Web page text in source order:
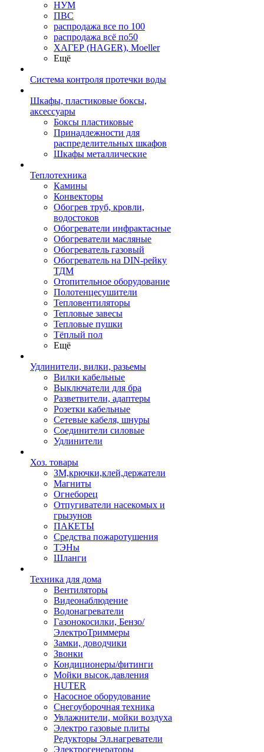
НУМ
ПВС
распродажа все по 100
распродажа всё по50
ХАГЕР (HAGER), Moeller
Ещё
Система контроля протечки воды
Шкафы, пластиковые боксы,
аксессуары
Боксы пластиковые
Принадлежности для
распределительных шкафов
Шкафы металлические
Теплотехника
Камины
Конвекторы
Обогрев труб, кровли,
водостоков
Обогреватели инфрактасные
Обогреватели масляные
Обогреватель газовый
Обогреватель на DIN-рейку
ТДМ
Отопительное оборудование
Полотенцесушители
Тепловентиляторы
Тепловые завесы
Тепловые пушки
Тёплый пол
Ещё
Удлинители, вилки, разьемы
Вилки кабельные
Выключатели для бра
Разветвители, адаптеры
Розетки кабельные
Сетевые кабеля, шнуры
Соединители силовые
Удлинители
Хоз. товары
ЗМ,крючки,клей,держатели
Магниты
Огнеборец
Отпугиватели насекомых и
грызунов
ПАКЕТЫ
Средства пожаротушения
ТЭНы
Шланги
Техника для дома
Вентиляторы
Видеонаблюдение
Водонагреватели
Газонокосилки, Бензо/
ЭлектроТриммеры
Замки, доводчики
Звонки
Кондиционеры/фитинги
Мойки высок.давления
HUTER
Насосное оборудование
Снегоуборочная техника
Увлажнители, мойки воздуха
Электро газовые плиты
Редукторы Эл.нагреватели
Электрогенераторы